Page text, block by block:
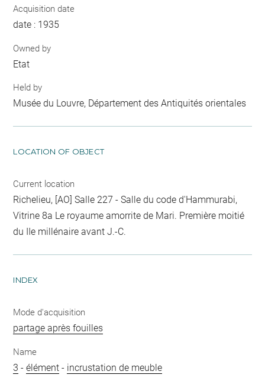
Acquisition date
date : 1935
Owned by
Etat
Held by
Musée du Louvre, Département des Antiquités orientales
LOCATION OF OBJECT
Current location
Richelieu, [AO] Salle 227 - Salle du code d'Hammurabi,
Vitrine 8a Le royaume amorrite de Mari. Première moitié
du IIe millénaire avant J.-C.
INDEX
Mode d'acquisition
partage après fouilles
Name
3 -élément - incrustation de meuble